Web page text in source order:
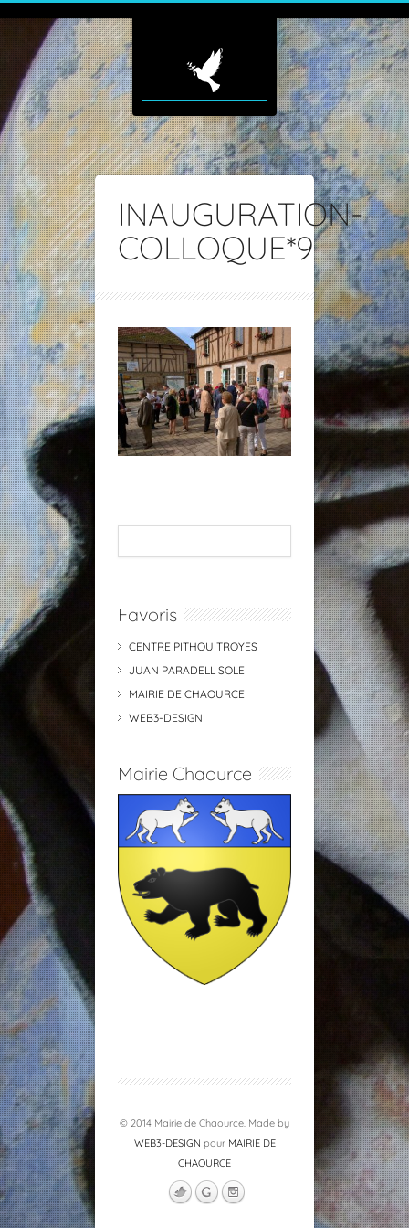
INAUGURATION-
COLLOQUE*9
Favoris
CENTRE PITHOU TROYES
JUAN PARADELL SOLE
MAIRIE DE CHAOURCE
WEB3-DESIGN
Mairie Chaource
© 2014 Mairie de Chaource. Made by
WEB3-DESIGN pour MAIRIE DE
CHAOURCE